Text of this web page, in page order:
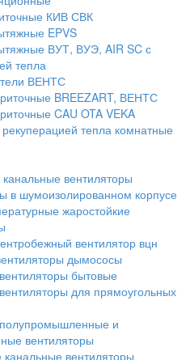
КИВ СВК
EPVS
ВУТ, ВУЭ, AIR SC с
тепла
ВЕНТС
BREEZART, ВЕНТС
CAU OTA VEKA
рекуперацией тепла комнатные
вентиляторы
в шумоизолированном корпусе
жаростойкие
вентилятор вцн
дымососы
бытовые
для прямоугольных
и
вентиляторы
вентиляторы